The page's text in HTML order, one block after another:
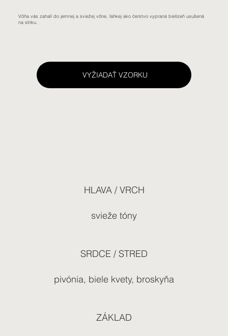
VYŽIADAŤ VZORKU
Vôňa vás zahalí do jemnej a sviežej vône, ľahkej ako čerstvo vypraná bielizeň usušená
na slnku.
HLAVA / VRCH
svieže tóny
SRDCE / STRED
pivónia, biele kvety, broskyňa
ZÁKLAD